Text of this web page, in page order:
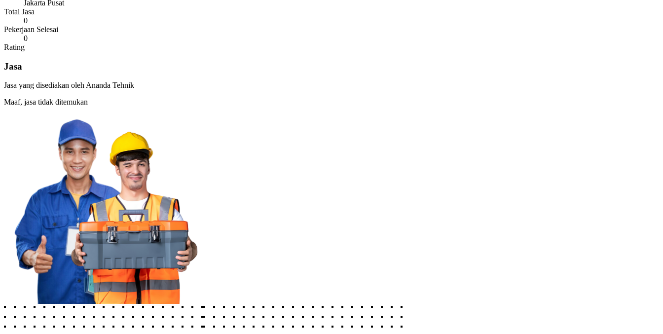
Jakarta Pusat
Total Jasa
0
Pekerjaan Selesai
0
Rating
Jasa
Jasa yang disediakan oleh Ananda Tehnik
Maaf, jasa tidak ditemukan